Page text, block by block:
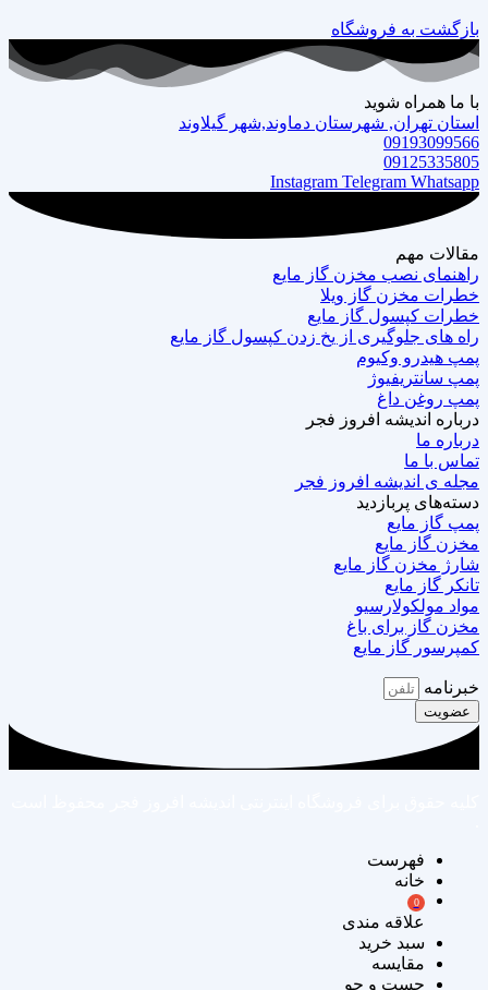
بازگشت به فروشگاه
با ما همراه شوید
استان تهران, شهرستان دماوند,شهر گیلاوند
09193099566
09125335805
Instagram Telegram Whatsapp
مقالات مهم
راهنمای نصب مخزن گاز مایع
خطرات مخزن گاز ویلا
خطرات کپسول گاز مایع
راه های جلوگیری از یخ زدن کپسول گاز مایع
پمپ هیدرو وکیوم
پمپ سانتریفیوژ
پمپ روغن داغ
درباره‌ اندیشه افروز فجر
درباره‌ ما
تماس با ما
مجله‌ ی اندیشه افروز فجر
دسته‌های پربازدید
پمپ گاز مایع
مخزن گاز مایع
شارژ مخزن گاز مایع
تانکر گاز مایع
مواد مولکولارسیو
مخزن گاز برای باغ
کمپرسور گاز مایع
خبرنامه
عضویت
فهرست
خانه
علاقه مندی
سبد خرید
مقایسه
جست و جو